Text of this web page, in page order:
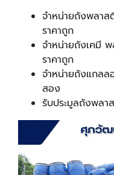
จำหน่ายถังพลา
ราคาถูก
จำหน่ายถังเคมี
ราคาถูก
จำหน่ายถังแกล
สอง
รับประมูลถังพลา